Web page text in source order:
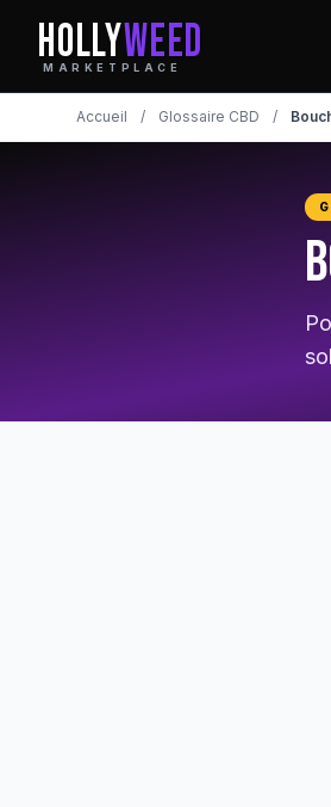
HOLLYWEED
MARKETPLACE
Accueil / Glossaire CBD /